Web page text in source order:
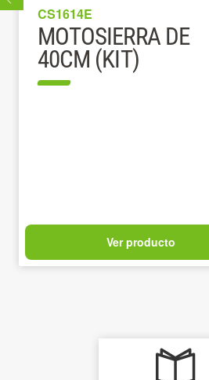
CS1614E
MOTOSIERRA DE
40CM (KIT)
Ver producto